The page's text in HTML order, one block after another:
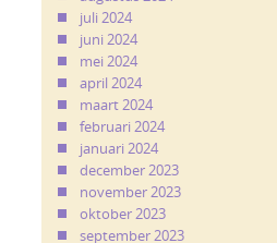
juli 2024
juni 2024
mei 2024
april 2024
maart 2024
februari 2024
januari 2024
december 2023
november 2023
oktober 2023
september 2023